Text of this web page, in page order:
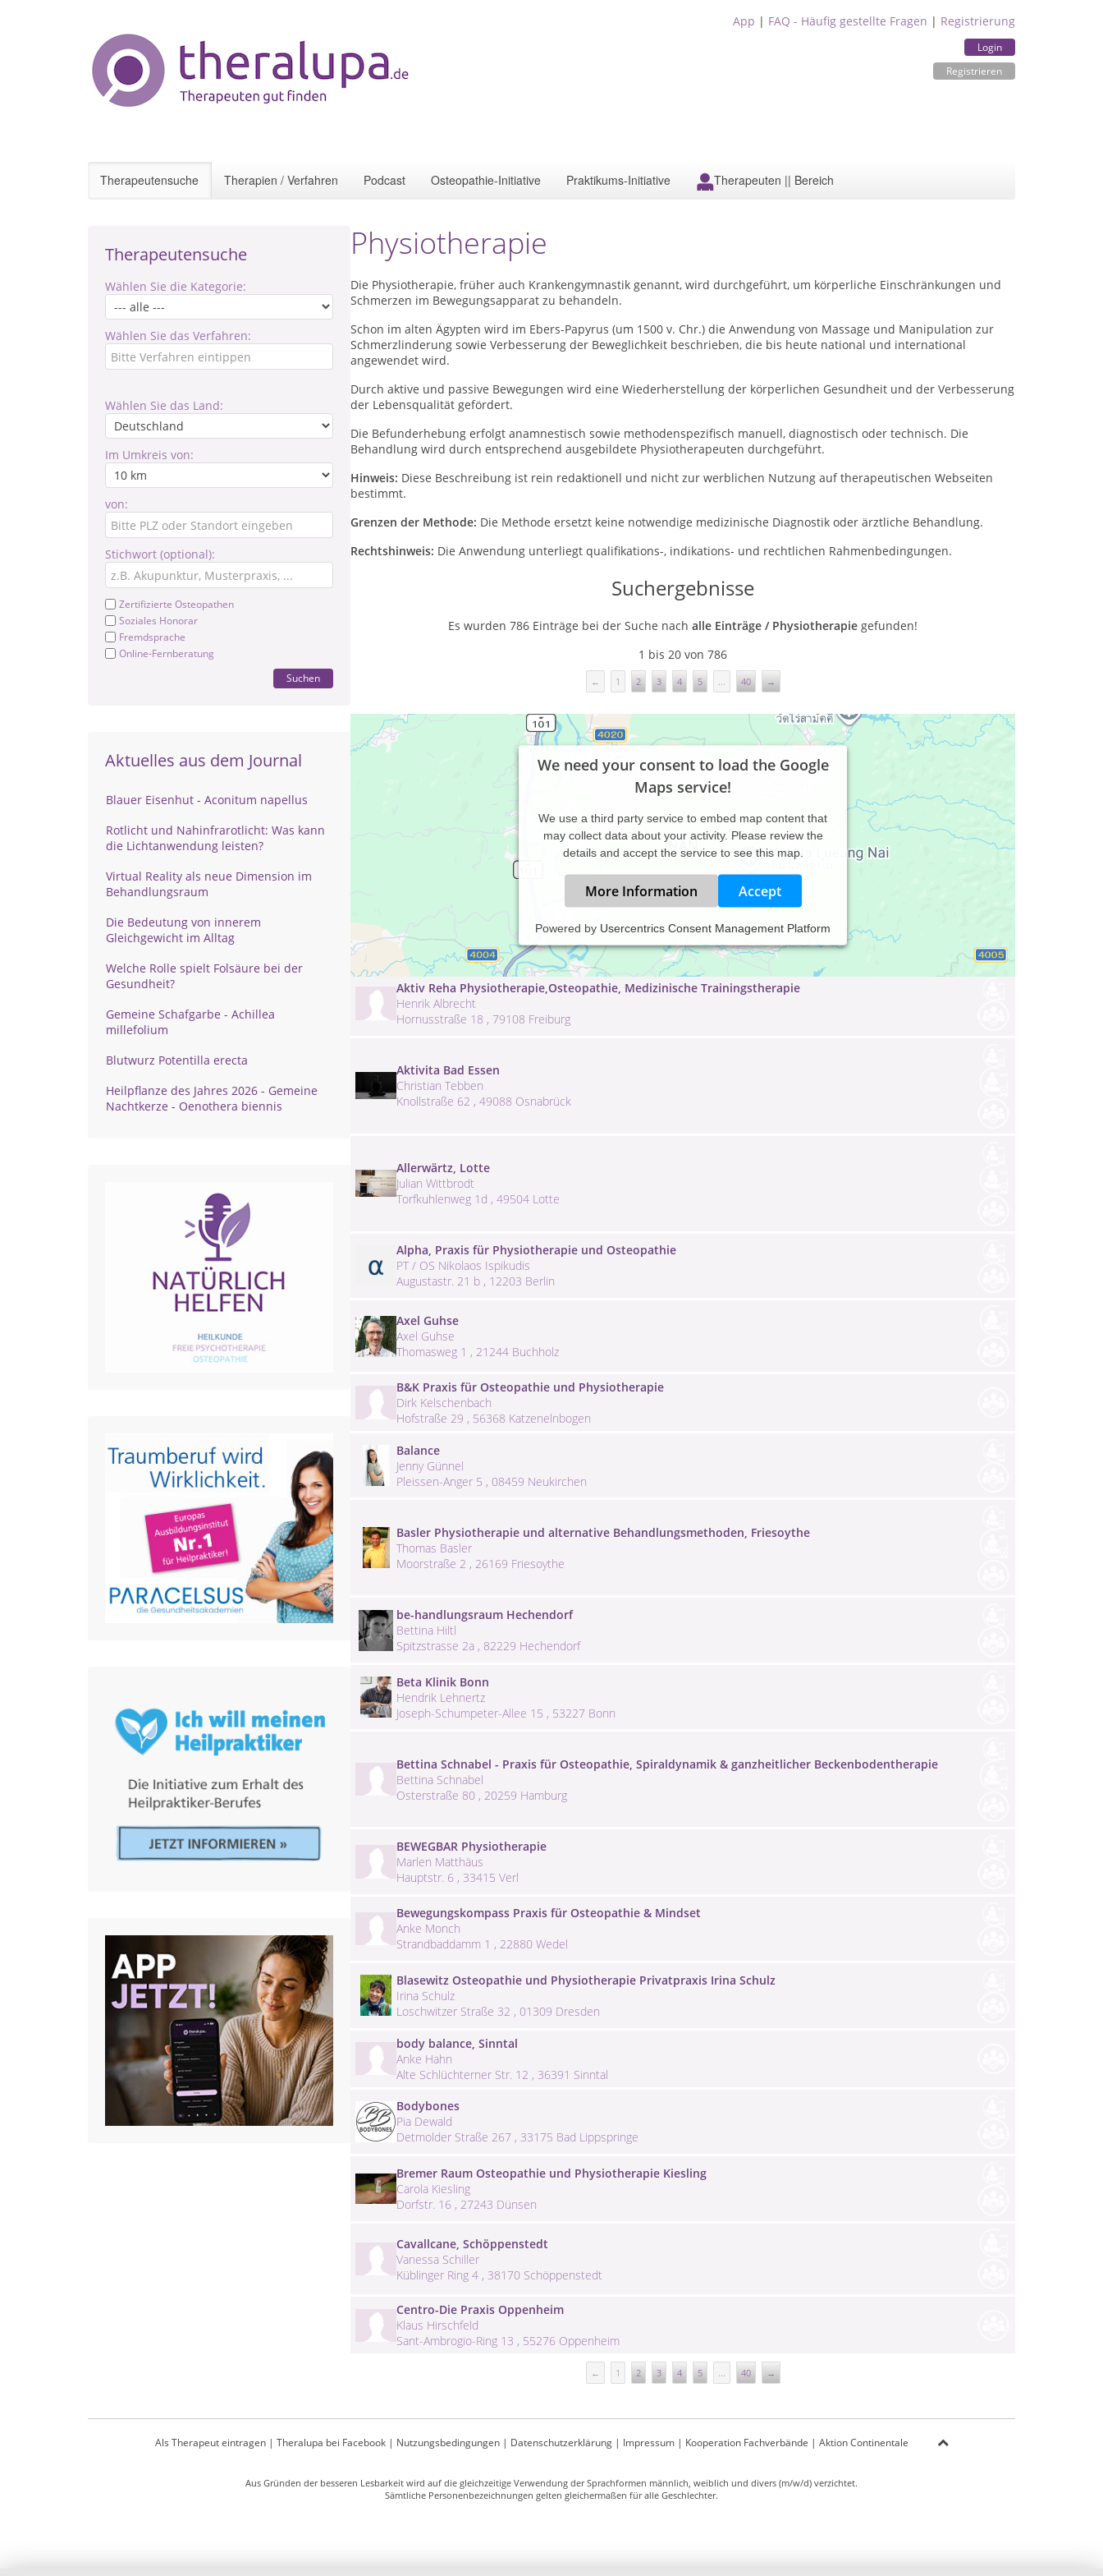
App | FAQ - Häufig gestellte Fragen | Registrierung
Login
Registrieren
Therapeutensuche Therapien / Verfahren Podcast Osteopathie-Initiative Praktikums-Initiative Therapeuten || Bereich
Therapeutensuche
Wählen Sie die Kategorie:
Wählen Sie das Verfahren:
Wählen Sie das Land:
Im Umkreis von:
von:
Stichwort (optional):
Zertifizierte Osteopathen
Soziales Honorar
Fremdsprache
Online-Fernberatung
Suchen
Aktuelles aus dem Journal
Blauer Eisenhut - Aconitum napellus
Rotlicht und Nahinfrarotlicht: Was kann
die Lichtanwendung leisten?
Virtual Reality als neue Dimension im
Behandlungsraum
Die Bedeutung von innerem
Gleichgewicht im Alltag
Welche Rolle spielt Folsäure bei der
Gesundheit?
Gemeine Schafgarbe - Achillea
millefolium
Blutwurz Potentilla erecta
Heilpflanze des Jahres 2026 - Gemeine
Nachtkerze - Oenothera biennis
Physiotherapie
Die Physiotherapie, früher auch Krankengymnastik genannt, wird durchgeführt, um körperliche Einschränkungen und
Schmerzen im Bewegungsapparat zu behandeln.
Schon im alten Ägypten wird im Ebers-Papyrus (um 1500 v. Chr.) die Anwendung von Massage und Manipulation zur
Schmerzlinderung sowie Verbesserung der Beweglichkeit beschrieben, die bis heute national und international
angewendet wird.
Durch aktive und passive Bewegungen wird eine Wiederherstellung der körperlichen Gesundheit und der Verbesserung
der Lebensqualität gefördert.
Die Befunderhebung erfolgt anamnestisch sowie methodenspezifisch manuell, diagnostisch oder technisch. Die
Behandlung wird durch entsprechend ausgebildete Physiotherapeuten durchgeführt.
Hinweis: Diese Beschreibung ist rein redaktionell und nicht zur werblichen Nutzung auf therapeutischen Webseiten
bestimmt.
Grenzen der Methode: Die Methode ersetzt keine notwendige medizinische Diagnostik oder ärztliche Behandlung.
Rechtshinweis: Die Anwendung unterliegt qualifikations-, indikations- und rechtlichen Rahmenbedingungen.
Suchergebnisse
Es wurden 786 Einträge bei der Suche nach alle Einträge / Physiotherapie gefunden!
1 bis 20 von 786
← 1 2 3 4 5 ... 40 →
We need your consent to load the Google
Maps service!
We use a third party service to embed map content that
may collect data about your activity. Please review the
details and accept the service to see this map.
More Information Accept
Powered by Usercentrics Consent Management Platform
activ Bremen
Andrea Baumann
Gutenfelsstr. 9 , 28217 Bremen
Aktiv Reha Physiotherapie,Osteopathie, Medizinische Trainingstherapie
Henrik Albrecht
Hornusstraße 18 , 79108 Freiburg
Aktivita Bad Essen
Christian Tebben
Knollstraße 62 , 49088 Osnabrück
Allerwärtz, Lotte
Julian Wittbrodt
Torfkuhlenweg 1d , 49504 Lotte
Alpha, Praxis für Physiotherapie und Osteopathie
PT / OS Nikolaos Ispikudis
Augustastr. 21 b , 12203 Berlin
Axel Guhse
Axel Guhse
Thomasweg 1 , 21244 Buchholz
B&K Praxis für Osteopathie und Physiotherapie
Dirk Kelschenbach
Hofstraße 29 , 56368 Katzenelnbogen
Balance
Jenny Günnel
Pleissen-Anger 5 , 08459 Neukirchen
Basler Physiotherapie und alternative Behandlungsmethoden, Friesoythe
Thomas Basler
Moorstraße 2 , 26169 Friesoythe
be-handlungsraum Hechendorf
Bettina Hiltl
Spitzstrasse 2a , 82229 Hechendorf
Beta Klinik Bonn
Hendrik Lehnertz
Joseph-Schumpeter-Allee 15 , 53227 Bonn
Bettina Schnabel - Praxis für Osteopathie, Spiraldynamik & ganzheitlicher Beckenbodentherapie
Bettina Schnabel
Osterstraße 80 , 20259 Hamburg
BEWEGBAR Physiotherapie
Marlen Matthäus
Hauptstr. 6 , 33415 Verl
Bewegungskompass Praxis für Osteopathie & Mindset
Anke Monch
Strandbaddamm 1 , 22880 Wedel
Blasewitz Osteopathie und Physiotherapie Privatpraxis Irina Schulz
Irina Schulz
Loschwitzer Straße 32 , 01309 Dresden
body balance, Sinntal
Anke Hahn
Alte Schlüchterner Str. 12 , 36391 Sinntal
Bodybones
Pia Dewald
Detmolder Straße 267 , 33175 Bad Lippspringe
Bremer Raum Osteopathie und Physiotherapie Kiesling
Carola Kiesling
Dorfstr. 16 , 27243 Dünsen
Cavallcane, Schöppenstedt
Vanessa Schiller
Küblinger Ring 4 , 38170 Schöppenstedt
Centro-Die Praxis Oppenheim
Klaus Hirschfeld
Sant-Ambrogio-Ring 13 , 55276 Oppenheim
← 1 2 3 4 5 ... 40 →
Als Therapeut eintragen| Theralupa bei Facebook| Nutzungsbedingungen| Datenschutzerklärung| Impressum| Kooperation Fachverbände | Aktion Continentale
Aus Gründen der besseren Lesbarkeit wird auf die gleichzeitige Verwendung der Sprachformen männlich, weiblich und divers (m/w/d) verzichtet.
Sämtliche Personenbezeichnungen gelten gleichermaßen für alle Geschlechter.